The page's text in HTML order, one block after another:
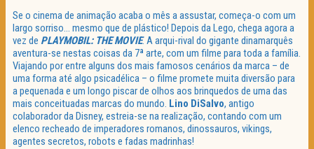
Se o cinema de animação acaba o mês a assustar, começa-o com um
largo sorriso… mesmo que de plástico! Depois da Lego, chega agora a
vez de PLAYMOBIL: THE MOVIE. A arqui-rival do gigante dinamarquês
aventura-se nestas coisas da 7ª arte, com um filme para toda a família.
Viajando por entre alguns dos mais famosos cenários da marca – de
uma forma até algo psicadélica – o filme promete muita diversão para
a pequenada e um longo piscar de olhos aos brinquedos de uma das
mais conceituadas marcas do mundo. Lino DiSalvo, antigo
colaborador da Disney, estreia-se na realização, contando com um
elenco recheado de imperadores romanos, dinossauros, vikings,
agentes secretos, robots e fadas madrinhas!